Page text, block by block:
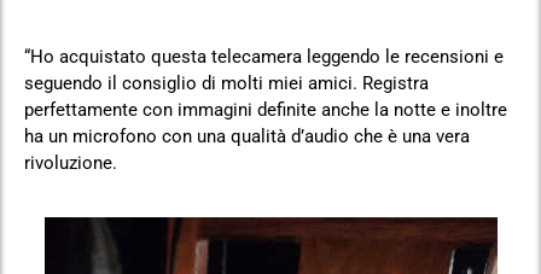
“Ho acquistato questa telecamera leggendo le recensioni e
seguendo il consiglio di molti miei amici. Registra
perfettamente con immagini definite anche la notte e inoltre
ha un microfono con una qualità d’audio che è una vera
rivoluzione.